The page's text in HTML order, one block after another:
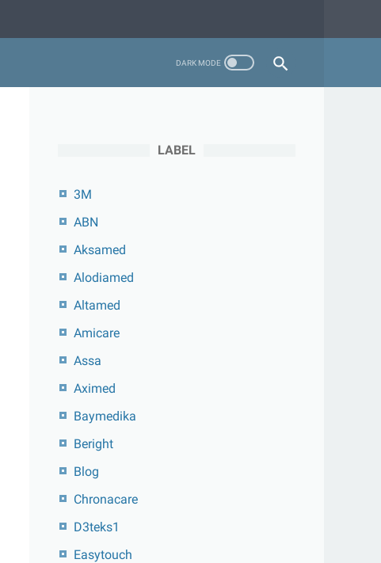
LABEL
3M
ABN
Aksamed
Alodiamed
Altamed
Amicare
Assa
Aximed
Baymedika
Beright
Blog
Chronacare
D3teks1
Easytouch